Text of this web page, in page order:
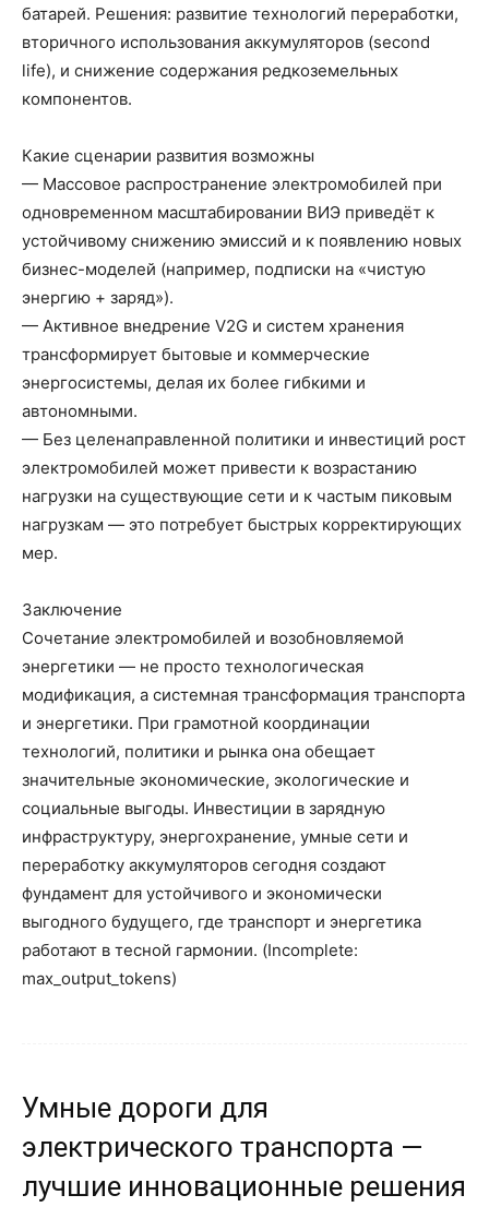
батарей. Решения: развитие технологий переработки,
вторичного использования аккумуляторов (second
life), и снижение содержания редкоземельных
компонентов.
Какие сценарии развития возможны
— Массовое распространение электромобилей при
одновременном масштабировании ВИЭ приведёт к
устойчивому снижению эмиссий и к появлению новых
бизнес-моделей (например, подписки на «чистую
энергию + заряд»).
— Активное внедрение V2G и систем хранения
трансформирует бытовые и коммерческие
энергосистемы, делая их более гибкими и
автономными.
— Без целенаправленной политики и инвестиций рост
электромобилей может привести к возрастанию
нагрузки на существующие сети и к частым пиковым
нагрузкам — это потребует быстрых корректирующих
мер.
Заключение
Сочетание электромобилей и возобновляемой
энергетики — не просто технологическая
модификация, а системная трансформация транспорта
и энергетики. При грамотной координации
технологий, политики и рынка она обещает
значительные экономические, экологические и
социальные выгоды. Инвестиции в зарядную
инфраструктуру, энергохранение, умные сети и
переработку аккумуляторов сегодня создают
фундамент для устойчивого и экономически
выгодного будущего, где транспорт и энергетика
работают в тесной гармонии. (Incomplete:
max_output_tokens)
Умные дороги для
электрического транспорта —
лучшие инновационные решения